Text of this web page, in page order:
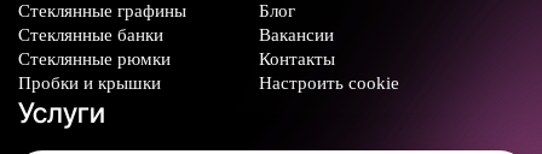
Стеклянные графины
Стеклянные банки
Стеклянные рюмки
Пробки и крышки
Блог
Вакансии
Контакты
Настроить cookie
Услуги